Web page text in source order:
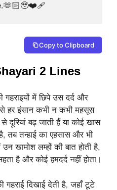
Copy to Clipboard
2 Lines
गहराइयों में छिपे उस दर्द और
हर इंसान कभी न कभी महसूस
दूरियां बढ़ जाती हैं या कोई खास
तब तन्हाई का एहसास और भी
खामोश लम्हों की बात होती है,
है और कोई हमदर्द नहीं होता।
गहराई दिखाई देती है, जहाँ टूटे